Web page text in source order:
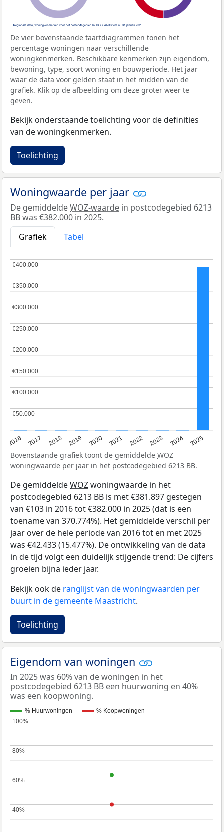
De vier bovenstaande taartdiagrammen tonen het
percentage woningen naar verschillende
woningkenmerken. Beschikbare kenmerken zijn eigendom,
bewoning, type, soort woning en bouwperiode. Het jaar
waar de data voor gelden staat in het midden van de
grafiek. Klik op de afbeelding om deze groter weer te
geven.
Bekijk onderstaande toelichting voor de definities
van de woningkenmerken.
Toelichting
Woningwaarde per jaar
De gemiddeldeWOZ-waarde in postcodegebied 6213
BB was €382.000 in 2025.
Grafiek
Tabel
2016 2017 2018 2019 2020 2021 2022 2023 2024 2025
€50.000
€50.000
€100.000
€100.000
€150.000
€150.000
€200.000
€200.000
€250.000
€250.000
€300.000
€300.000
€350.000
€350.000
€400.000
€400.000
Bovenstaande grafiek toont de gemiddelde WOZ
woningwaarde per jaar in het postcodegebied 6213 BB.
De gemiddeldeWOZwoningwaarde in het
postcodegebied 6213 BB is met €381.897 gestegen
van €103 in 2016 tot €382.000 in 2025 (dat is een
toename van 370.774%). Het gemiddelde verschil per
jaar over de hele periode van 2016 tot en met 2025
was €42.433 (15.477%). De ontwikkeling van de data
in de tijd volgt een duidelijk stijgende trend: De cijfers
groeien bijna ieder jaar.
Bekijk ook de ranglijst van de woningwaarden per
buurt in de gemeente Maastricht.
Toelichting
Eigendom van woningen
In 2025 was 60% van de woningen in het
postcodegebied 6213 BB een huurwoning en 40%
was een koopwoning.
% Huurwoningen % Koopwoningen
40%
40%
60%
60%
80%
80%
100%
100%